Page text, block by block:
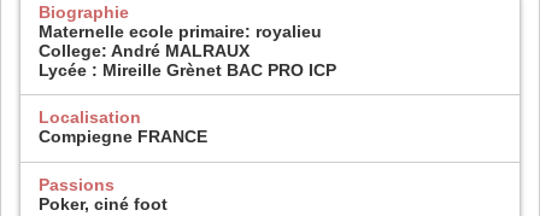
Biographie
Maternelle ecole primaire: royalieu
College: André MALRAUX
Lycée : Mireille Grènet BAC PRO ICP
Localisation
Compiegne FRANCE
Passions
Poker, ciné foot